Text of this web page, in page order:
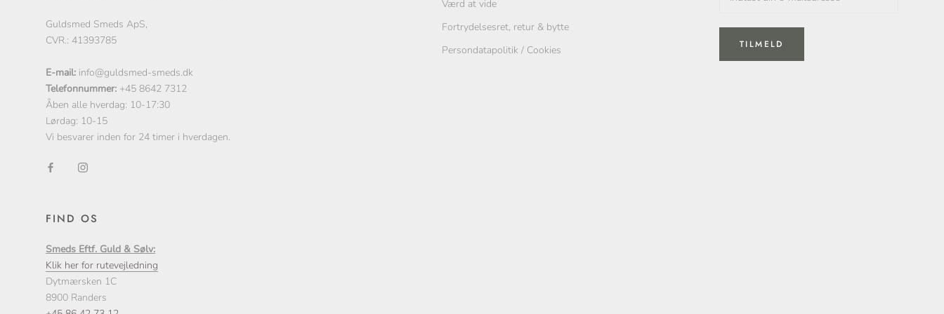
Guldsmed Smeds ApS,
CVR.: 41393785
E-mail: info@guldsmed-smeds.dk
Telefonnummer: +45 8642 7312
Åben alle hverdag: 10-17:30
Lørdag: 10-15
Vi besvarer inden for 24 timer i hverdagen.
Værd at vide
Fortrydelsesret, retur & bytte
Persondatapolitik / Cookies
TILMELD
FIND OS
Smeds Eftf. Guld & Sølv:
Klik her for rutevejledning
Dytmærsken 1C
8900 Randers